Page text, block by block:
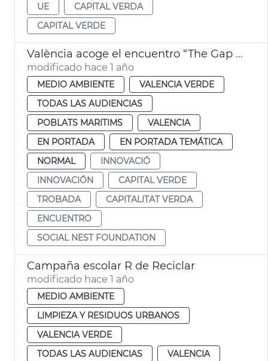
UE
CAPITAL VERDA
CAPITAL VERDE
València acoge el encuentro “The Gap in Between”
modificado hace 1 año
MEDIO AMBIENTE
VALENCIA VERDE
TODAS LAS AUDIENCIAS
POBLATS MARITIMS
VALENCIA
EN PORTADA
EN PORTADA TEMÁTICA
NORMAL
INNOVACIÓ
INNOVACIÓN
CAPITAL VERDE
TROBADA
CAPITALITAT VERDA
ENCUENTRO
SOCIAL NEST FOUNDATION
Campaña escolar R de Reciclar
modificado hace 1 año
MEDIO AMBIENTE
LIMPIEZA Y RESIDUOS URBANOS
VALENCIA VERDE
TODAS LAS AUDIENCIAS
VALENCIA